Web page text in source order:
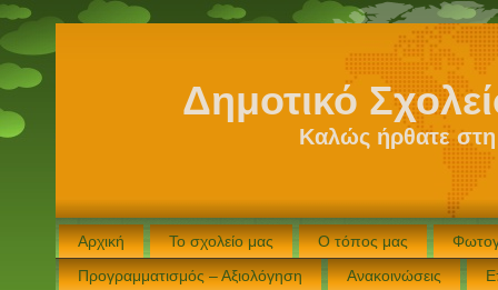
Δημοτικό
Καλώς ήρθατε
Αρχική Το σχολείο μας Ο τόπος μας
Προγραμματισμός – Αξιολόγηση
Ανακοινώσεις